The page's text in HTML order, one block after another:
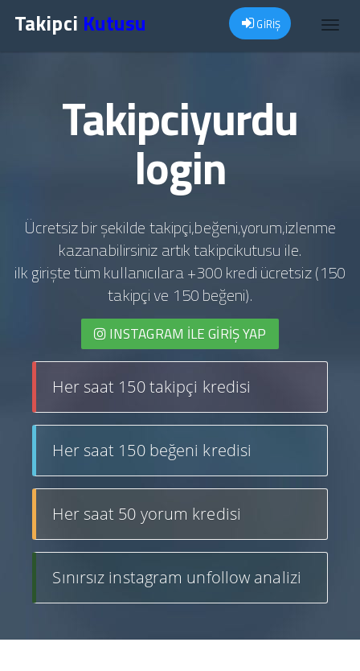
Takipci Kutusu GİRİŞ
Takipciyurdu
login
Ücretsiz bir şekilde takipçi,beğeni,yorum,izlenme
kazanabilirsiniz artık takipcikutusu ile.
ilk girişte tüm kullanıcılara +300 kredi ücretsiz (150
takipçi ve 150 beğeni).
INSTAGRAM İLE GIRIŞ YAP
Her saat 150 takipçi kredisi
Her saat 150 beğeni kredisi
Her saat 50 yorum kredisi
Sınırsız instagram unfollow analizi